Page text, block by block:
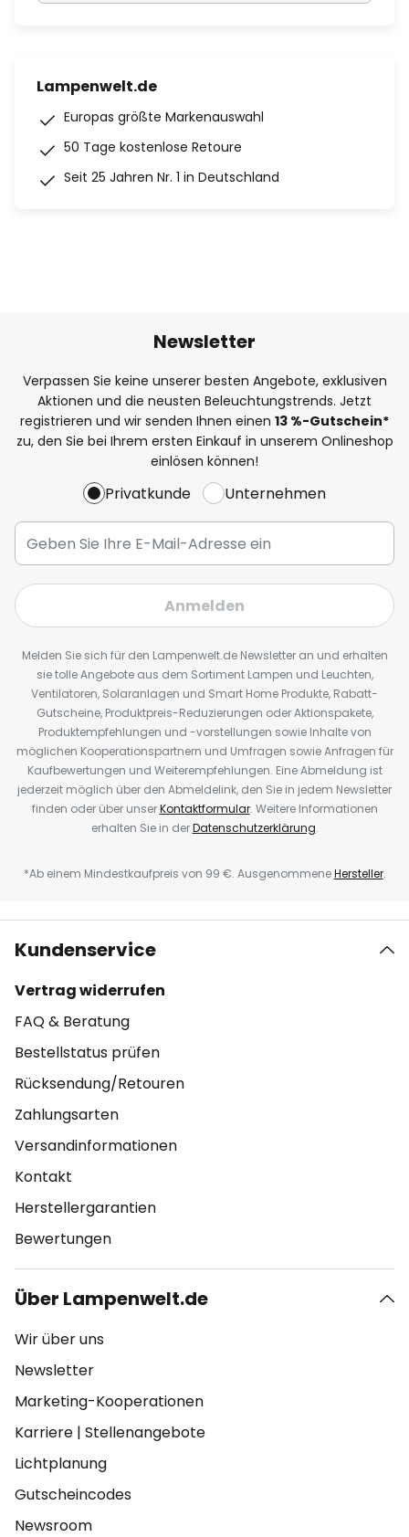
Lampenwelt.de
Europas größte Markenauswahl
50 Tage kostenlose Retoure
Seit 25 Jahren Nr. 1 in Deutschland
Newsletter
Verpassen Sie keine unserer besten Angebote, exklusiven
Aktionen und die neusten Beleuchtungstrends. Jetzt
registrieren und wir senden Ihnen einen 13 %-Gutschein*
zu, den Sie bei Ihrem ersten Einkauf in unserem Onlineshop
einlösen können!
Privatkunde Unternehmen
Anmelden
Melden Sie sich für den Lampenwelt.de Newsletter an und erhalten
sie tolle Angebote aus dem Sortiment Lampen und Leuchten,
Ventilatoren, Solaranlagen und Smart Home Produkte, Rabatt-
Gutscheine, Produktpreis-Reduzierungen oder Aktionspakete,
Produktempfehlungen und -vorstellungen sowie Inhalte von
möglichen Kooperationspartnern und Umfragen sowie Anfragen für
Kaufbewertungen und Weiterempfehlungen. Eine Abmeldung ist
jederzeit möglich über den Abmeldelink, den Sie in jedem Newsletter
finden oder über unserKontaktformular. Weitere Informationen
erhalten Sie in derDatenschutzerklärung.
*Ab einem Mindestkaufpreis von 99 €. AusgenommeneHersteller.
Kundenservice
Vertrag widerrufen
FAQ & Beratung
Bestellstatus prüfen
Rücksendung/Retouren
Zahlungsarten
Versandinformationen
Kontakt
Herstellergarantien
Bewertungen
Über Lampenwelt.de
Wir über uns
Newsletter
Marketing-Kooperationen
Karriere | Stellenangebote
Lichtplanung
Gutscheincodes
Newsroom